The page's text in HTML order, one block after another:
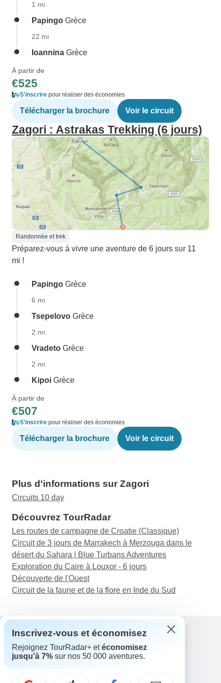
1 mi
Papingo Grèce
22 mi
Ioannina Grèce
À partir de
€525
S'inscrire pour réaliser des économies
Télécharger la brochure Voir le circuit
Zagori : Astrakas Trekking (6 jours)
Randonnée et trek
Préparez-vous à vivre une aventure de 6 jours sur 11
mi !
Papingo Grèce
6 mi
Tsepelovo Grèce
2 mi
Vradeto Grèce
2 mi
Kipoi Grèce
À partir de
€507
S'inscrire pour réaliser des économies
Télécharger la brochure Voir le circuit
Plus d'informations sur Zagori
Circuits 10 day
Découvrez TourRadar
Les routes de campagne de Croatie (Classique)
Circuit de 3 jours de Marrakech à Merzouga dans le
désert du Sahara | Blue Turbans Adventures
Exploration du Caire à Louxor - 6 jours
Découverte de l'Ouest
Circuit de la faune et de la flore en Inde du Sud
Assistance
Contactez-nous
E-mail: support@tourradar.com
Inscrivez-vous et économisez
Rejoignez TourRadar+ etéconomisez
jusqu'à 7% sur nos 50 000 aventures.